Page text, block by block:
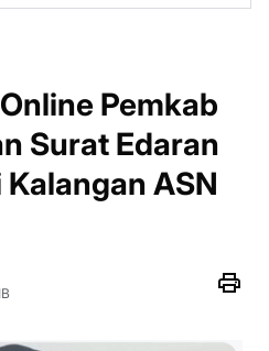
Pemkab
Surat Edaran
ASN